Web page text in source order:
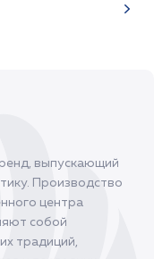
выпускающий
Производство
центра
собой
традиций,